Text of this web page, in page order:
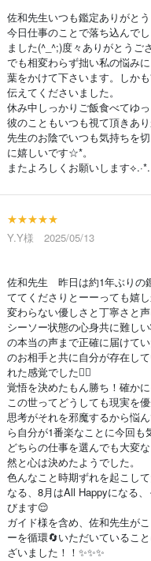
佐和先生いつも鑑定ありがと
今日仕事のことで落ち込んで
ました(^_^;)度々ありがとうご
でも相変わらず拙い私の悩み
葉をかけて下さいます。しか
伝えてくださいました。
休み中しっかりご飯食べてゆ
彼のこともいつも視て頂きあり
先生のお陰でいつも気持ちを
に嬉しいです☆*。
またよろしくお願いします⟡.·*.
★★★★★
Y.Y様 2025/05/13
佐和先生 昨日は約1年ぶりの
ててくださりとーーっても嬉
変わらない優しさと丁寧さと
シーソー状態の心身共に難し
の本当の声まで正確に届けて
のお相手と共に自分が存在し
れた感覚でした🙇‍♀️
覚悟を決めたもん勝ち！確かに
この世ってどうしても現実を
思考がそれを邪魔するから悩
ら自分が1番楽なことに今回も
どちらの仕事を選んでも大変
然と心は決めたようでした。
色んなこと時期ずれを起こし
なる、8月はAll Happyになる
びます😌
ガイド様を含め、佐和先生が
ーを循環🔄いただいているこ
ざいました！！✨✨✨